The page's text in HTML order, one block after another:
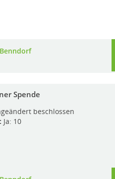
Spende
beschlossen
Ja: 10